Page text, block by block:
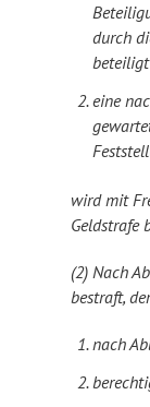
durch
eine
wird mit
Geldstrafe
(2) Nach
bestraft,
nach